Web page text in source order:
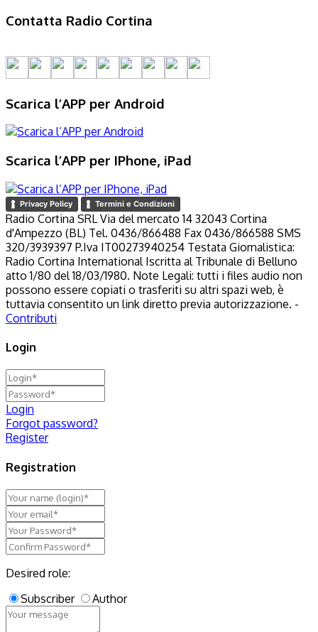
Contatta Radio Cortina
Scarica l’APP per Android
Scarica l’APP per IPhone, iPad
Privacy Policy Termini e Condizioni
Radio Cortina SRL Via del mercato 14 32043 Cortina
d'Ampezzo (BL) Tel. 0436/866488 Fax 0436/866588 SMS
320/3939397 P.Iva IT00273940254 Testata Giornalistica:
Radio Cortina International Iscritta al Tribunale di Belluno
atto 1/80 del 18/03/1980. Note Legali: tutti i files audio non
possono essere copiati o trasferiti su altri spazi web, è
tuttavia consentito un link diretto previa autorizzazione. -
Contributi
Login
Login
Forgot password?
Register
Registration
Desired role:
Subscriber
Author